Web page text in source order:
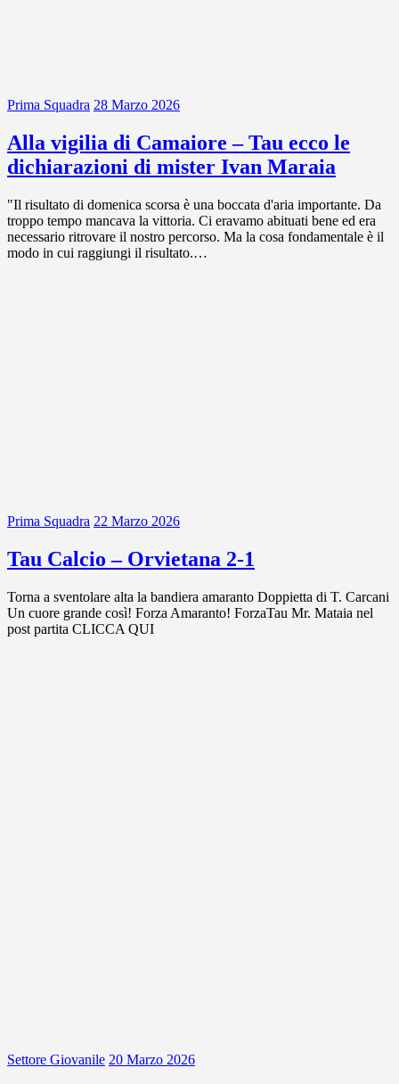
Prima Squadra 28 Marzo 2026
Alla vigilia di Camaiore – Tau ecco le
dichiarazioni di mister Ivan Maraia
"Il risultato di domenica scorsa è una boccata d'aria importante. Da
troppo tempo mancava la vittoria. Ci eravamo abituati bene ed era
necessario ritrovare il nostro percorso. Ma la cosa fondamentale è il
modo in cui raggiungi il risultato.…
Prima Squadra 22 Marzo 2026
Tau Calcio – Orvietana 2-1
Torna a sventolare alta la bandiera amaranto Doppietta di T. Carcani
Un cuore grande così! Forza Amaranto! ForzaTau Mr. Mataia nel
post partita CLICCA QUI
Settore Giovanile 20 Marzo 2026